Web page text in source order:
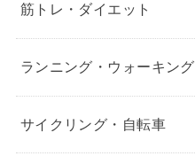
筋トレ・ダイエット
ランニング・ウォーキング
サイクリング・自転車